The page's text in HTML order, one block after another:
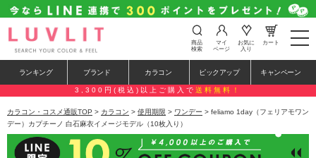
t
o
e
n
a
a
商品
検索
マイ
ページ
お気に
入り
カート
ランキング ブランド カラコン ピックアップ キャンペーン
3,300円(税込)以上ご購入で 送料無料！
カラコン・コスメ通販TOP > カラコン > 使用期限 > ワンデー > feliamo 1day（フェリアモワン
デー）カプチーノ 白石麻衣イメージモデル（10枚入り）